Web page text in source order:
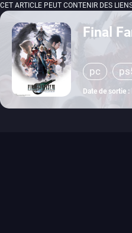
CET ARTICLE PEUT CONTENIR DES
Final
pc
switch 2
Date de sortie :